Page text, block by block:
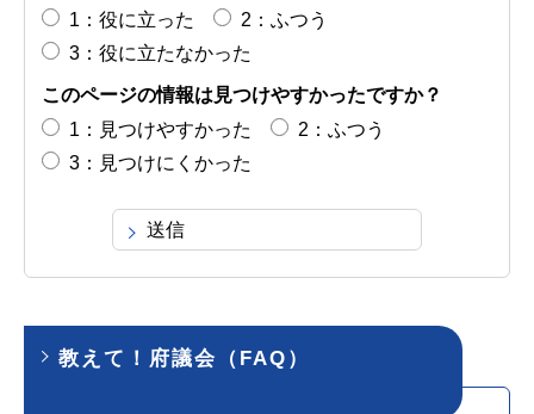
1：役に立った
2：ふつう
3：役に立たなかった
このページの情報は見つけやすかったですか？
1：見つけやすかった
2：ふつう
3：見つけにくかった
教えて！府議会（FAQ）